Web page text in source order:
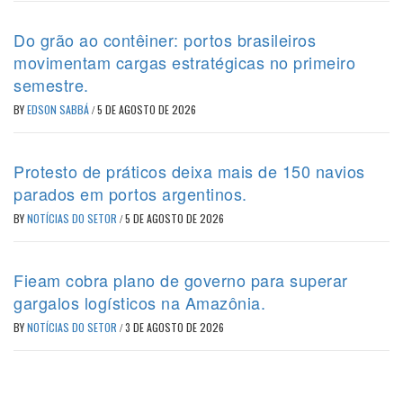
Do grão ao contêiner: portos brasileiros
movimentam cargas estratégicas no primeiro
semestre.
BYEDSON SABBÁ/5 DE AGOSTO DE 2026
Protesto de práticos deixa mais de 150 navios
parados em portos argentinos.
BYNOTÍCIAS DO SETOR /5 DE AGOSTO DE 2026
Fieam cobra plano de governo para superar
gargalos logísticos na Amazônia.
BYNOTÍCIAS DO SETOR /3 DE AGOSTO DE 2026